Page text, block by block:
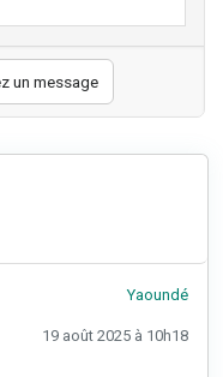
un message
Yaoundé
19 août 2025 à 10h18